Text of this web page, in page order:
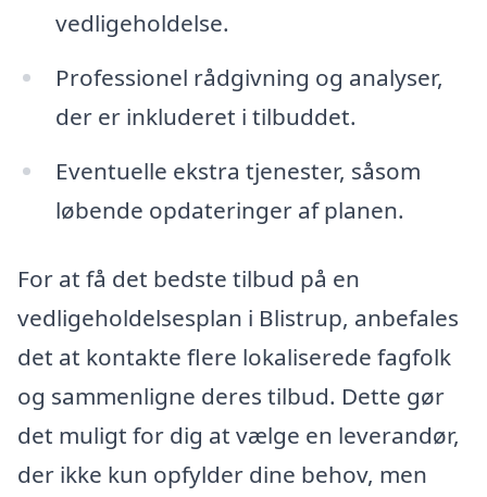
vedligeholdelse.
Professionel rådgivning og analyser,
der er inkluderet i tilbuddet.
Eventuelle ekstra tjenester, såsom
løbende opdateringer af planen.
For at få det bedste tilbud på en
vedligeholdelsesplan i Blistrup, anbefales
det at kontakte flere lokaliserede fagfolk
og sammenligne deres tilbud. Dette gør
det muligt for dig at vælge en leverandør,
der ikke kun opfylder dine behov, men